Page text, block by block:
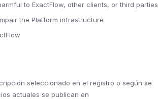
to ExactFlow, other clients, or third parties
the Platform infrastructure
seleccionado en el registro o según se
actuales se publican en